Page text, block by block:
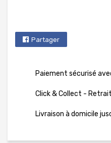
Partager
Paiement sécurisé
Click & Collect -
Livraison à domicile